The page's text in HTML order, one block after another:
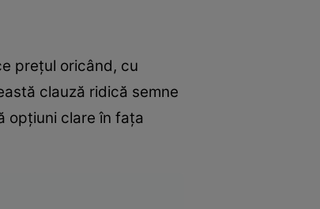
prețul oricând, cu
clauză ridică semne
opțiuni clare în fața